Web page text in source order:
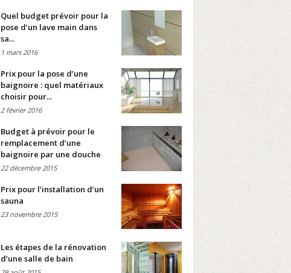
Quel budget prévoir pour la
pose d’un lave main dans
sa...
1 mars 2016
Prix pour la pose d’une
baignoire : quel matériaux
choisir pour...
2 février 2016
Budget à prévoir pour le
remplacement d’une
baignoire par une douche
22 décembre 2015
Prix pour l’installation d’un
sauna
23 novembre 2015
Les étapes de la rénovation
d’une salle de bain